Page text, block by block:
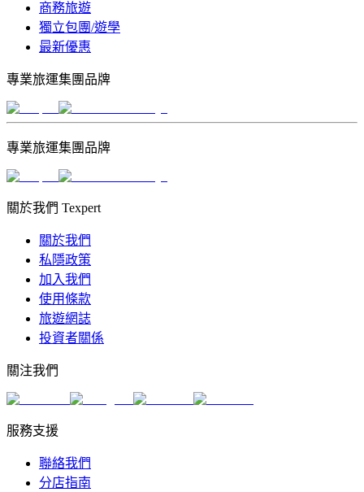
商務旅遊
獨立包團/遊學
最新優惠
專業旅運集團品牌
專業旅運集團品牌
關於我們 Texpert
關於我們
私隱政策
加入我們
使用條款
旅遊網誌
投資者關係
關注我們
服務支援
聯絡我們
分店指南